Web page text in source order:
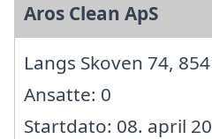
Aros Clean ApS
Langs Skoven 74,
Ansatte: 0
Startdato: 08. april